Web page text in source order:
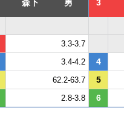
森下 勇 3
3.3-3.7
3.4-4.2
4
62.2-63.7
5
2.8-3.8 6